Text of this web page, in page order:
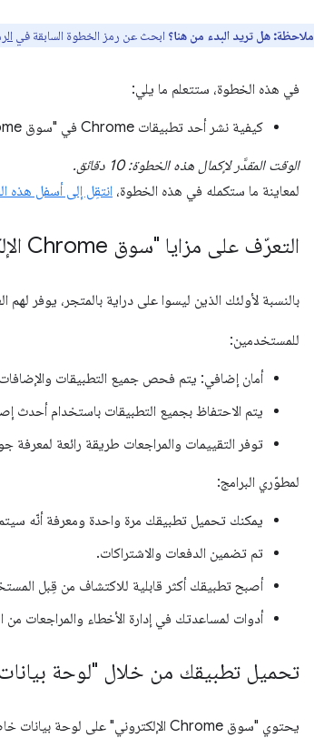
ملاحظة: هل تريد البدء من هنا؟ ابحث عن رمز الخطوة السابقة في
في هذه الخطوة، ستتعلم ما يلي:
كيفية نشر أحد تطبيقات Chrome في "سوق Chrome الإلكتروني"
الوقت المقدَّر لإكمال هذه الخطوة: 10 دقائق.
لمعاينة ما ستكمله في هذه الخطوة، انتقِل إلى أسفل هذه
التعرّف على مزايا "سوق Chrome الإلكتروني"
بالنسبة لأولئك الذين ليسوا على دراية بالمتجر، يوفر
للمستخدمين:
أمان إضافي: يتم فحص جميع التطبيقات والإضافات
يتم الاحتفاظ بجميع التطبيقات باستخدام أحدث
توفر التقييمات والمراجعات طريقة رائعة لمعرفة
لمطوّري البرامج:
يمكنك تحميل تطبيقك مرة واحدة ومعرفة أنّه
تم تضمين الدفعات والاشتراكات.
أصبح تطبيقك أكثر قابلية للاكتشاف من قِبل
أدوات لمساعدتك في إدارة الأخطاء والمراجعات
تحميل تطبيقك من خلال "لوحة
يحتوي "سوق Chrome الإلكتروني" على لوحة بيانات خاصة للمطوّرين تتيح لك تحميل التطبيقات الجديدة وتحديث التطبيقات الحالية.